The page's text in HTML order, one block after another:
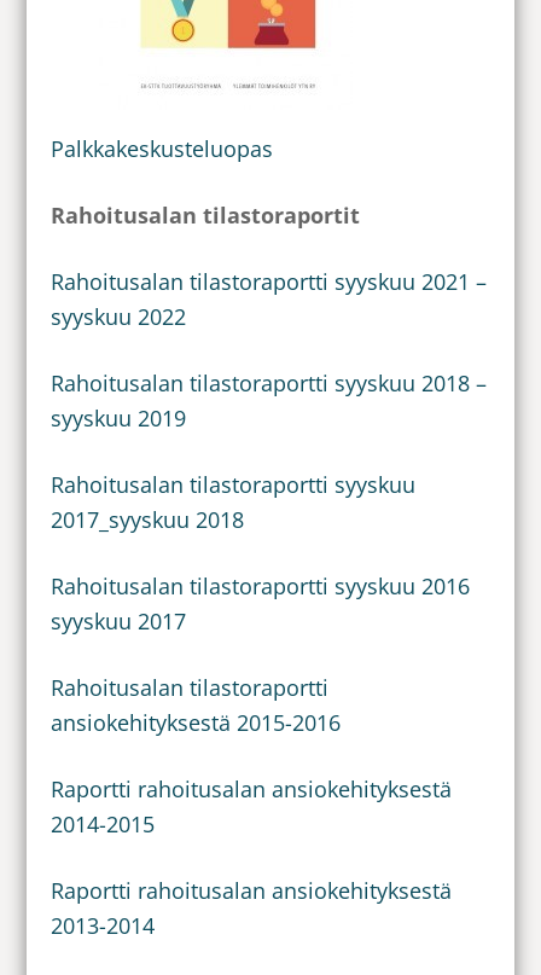
Palkkakeskusteluopas
Rahoitusalan tilastoraportit
Rahoitusalan tilastoraportti syyskuu 2021 –
syyskuu 2022
Rahoitusalan tilastoraportti syyskuu 2018 –
syyskuu 2019
Rahoitusalan tilastoraportti syyskuu
2017_syyskuu 2018
Rahoitusalan tilastoraportti syyskuu 2016
syyskuu 2017
Rahoitusalan tilastoraportti
ansiokehityksestä 2015-2016
Raportti rahoitusalan ansiokehityksestä
2014-2015
Raportti rahoitusalan ansiokehityksestä
2013-2014